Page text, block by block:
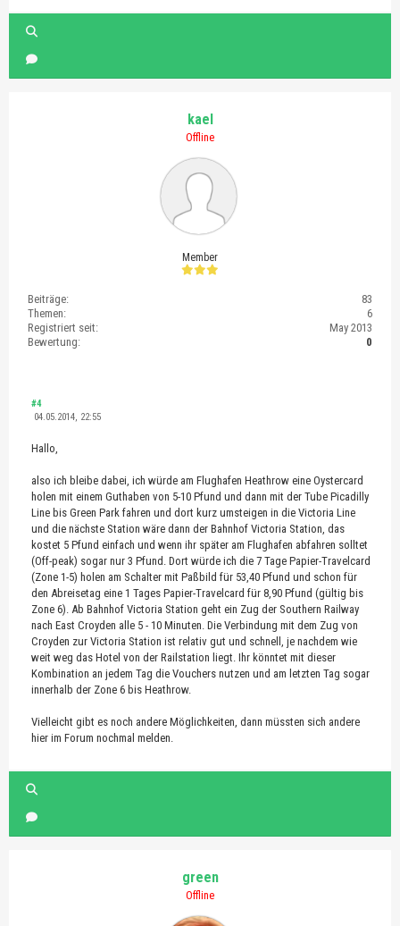
kael
Offline
Member
Beiträge:
83
Themen:
6
Registriert seit:
May 2013
Bewertung:
0
#4
04.05.2014, 22:55
Hallo,
also ich bleibe dabei, ich würde am Flughafen Heathrow eine Oystercard
holen mit einem Guthaben von 5-10 Pfund und dann mit der Tube Picadilly
Line bis Green Park fahren und dort kurz umsteigen in die Victoria Line
und die nächste Station wäre dann der Bahnhof Victoria Station, das
kostet 5 Pfund einfach und wenn ihr später am Flughafen abfahren solltet
(Off-peak) sogar nur 3 Pfund. Dort würde ich die 7 Tage Papier-Travelcard
(Zone 1-5) holen am Schalter mit Paßbild für 53,40 Pfund und schon für
den Abreisetag eine 1 Tages Papier-Travelcard für 8,90 Pfund (gültig bis
Zone 6). Ab Bahnhof Victoria Station geht ein Zug der Southern Railway
nach East Croyden alle 5 - 10 Minuten. Die Verbindung mit dem Zug von
Croyden zur Victoria Station ist relativ gut und schnell, je nachdem wie
weit weg das Hotel von der Railstation liegt. Ihr könntet mit dieser
Kombination an jedem Tag die Vouchers nutzen und am letzten Tag sogar
innerhalb der Zone 6 bis Heathrow.
Vielleicht gibt es noch andere Möglichkeiten, dann müssten sich andere
hier im Forum nochmal melden.
green
Offline